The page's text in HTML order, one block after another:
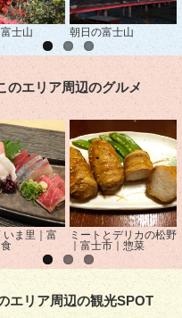
士山 朝日の富士山
のエリア周辺のグルメ
いま里｜富
ミートとデリカの松野
｜富士市｜惣菜
エリア周辺の観光SPOT